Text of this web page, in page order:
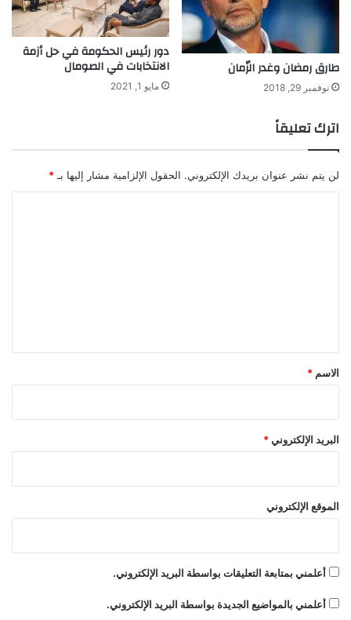
طارق رمضان وغدر الزّمان
نوفمبر 29, 2018
دور رئيس الحكومة في حل أزمة
الانتخابات في الصومال
مايو 1, 2021
اترك تعليقاً
لن يتم نشر عنوان بريدك الإلكتروني. الحقول الإلزامية مشار إليها بـ*
*
الاسم *
البريد الإلكتروني*
الموقع الإلكتروني
أعلمني بمتابعة التعليقات بواسطة البريد الإلكتروني.
أعلمني بالمواضيع الجديدة بواسطة البريد الإلكتروني.